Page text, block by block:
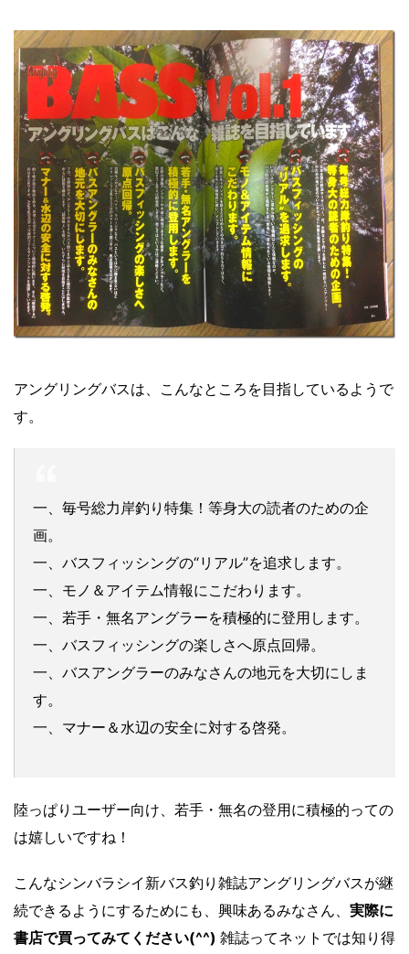
アングリングバスは、こんなところを目指しているようで
す。
一、毎号総力岸釣り特集！等身大の読者のための企
画。
一、バスフィッシングの“リアル”を追求します。
一、モノ＆アイテム情報にこだわります。
一、若手・無名アングラーを積極的に登用します。
一、バスフィッシングの楽しさへ原点回帰。
一、バスアングラーのみなさんの地元を大切にしま
す。
一、マナー＆水辺の安全に対する啓発。
陸っぱりユーザー向け、若手・無名の登用に積極的っての
は嬉しいですね！
こんなシンバラシイ新バス釣り雑誌アングリングバスが継
続できるようにするためにも、興味あるみなさん、 実際に
書店で買ってみてください(^^) 雑誌ってネットでは知り得